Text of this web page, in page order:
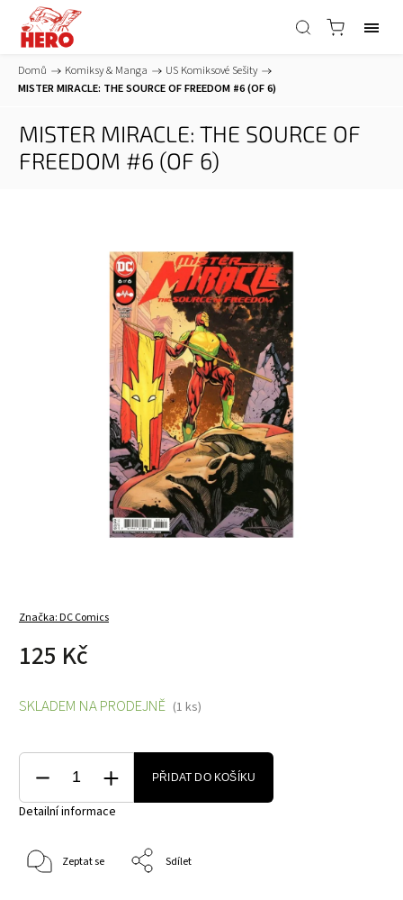
Domů / Komiksy & Manga / US Komiksové Sešity /
MISTER MIRACLE: THE SOURCE OF FREEDOM #6 (OF 6)
MISTER MIRACLE: THE SOURCE OF
FREEDOM #6 (OF 6)
Značka:DC Comics
125 Kč
SKLADEM NA PRODEJNĚ (1 ks)
PŘIDAT DO KOŠÍKU
Detailní informace
Zeptat se Sdílet